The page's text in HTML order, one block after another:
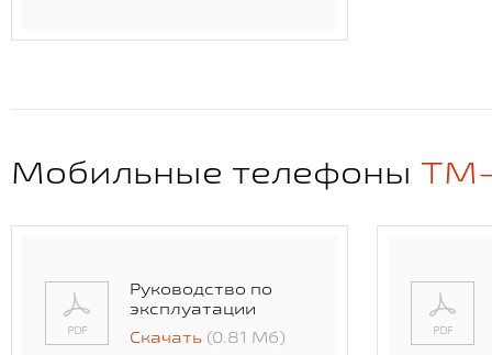
Мобильные телефоны
Руководство по
эксплуатации
Скачать (0.81 Мб)